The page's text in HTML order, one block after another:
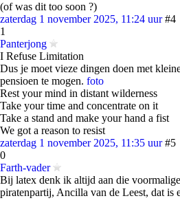
(of was dit too soon ?)
zaterdag 1 november 2025, 11:24 uur #4
1
Panterjong
I Refuse Limitation
Dus je moet vieze dingen doen met
pensioen te mogen. foto
Rest your mind in distant wilderness
Take your time and concentrate on it
Take a stand and make your hand a fist
We got a reason to resist
zaterdag 1 november 2025, 11:35 uur #5
0
Farth-vader
Bij latex denk ik altijd aan die
piratenpartij, Ancilla van de Leest, dat is